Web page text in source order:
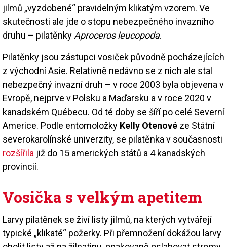
jilmů „vyzdobené“ pravidelným klikatým vzorem. Ve
skutečnosti ale jde o stopu nebezpečného invazního
druhu – pilatěnky Aproceros leucopoda.
Pilatěnky jsou zástupci vosiček původně pocházejících
z východní Asie. Relativně nedávno se z nich ale stal
nebezpečný invazní druh – v roce 2003 byla objevena v
Evropě, nejprve v Polsku a Maďarsku a v roce 2020 v
kanadském Québecu. Od té doby se šíří po celé Severní
Americe. Podle entomoložky Kelly Otenové ze Státní
severokarolínské univerzity, se pilatěnka v současnosti
rozšířila již do 15 amerických států a 4 kanadských
provincií.
Vosička s velkým apetitem
Larvy pilatěnek se živí listy jilmů, na kterých vytvářejí
typické „klikaté“ požerky. Při přemnožení dokážou larvy